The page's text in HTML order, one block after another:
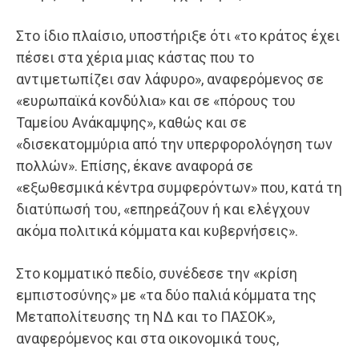
Στο ίδιο πλαίσιο, υποστήριξε ότι «το κράτος έχει
πέσει στα χέρια μιας κάστας που το
αντιμετωπίζει σαν λάφυρο», αναφερόμενος σε
«ευρωπαϊκά κονδύλια» και σε «πόρους του
Ταμείου Ανάκαμψης», καθώς και σε
«δισεκατομμύρια από την υπερφορολόγηση των
πολλών». Επίσης, έκανε αναφορά σε
«εξωθεσμικά κέντρα συμφερόντων» που, κατά τη
διατύπωσή του, «επηρεάζουν ή και ελέγχουν
ακόμα πολιτικά κόμματα και κυβερνήσεις».
Στο κομματικό πεδίο, συνέδεσε την «κρίση
εμπιστοσύνης» με «τα δύο παλιά κόμματα της
Μεταπολίτευσης τη ΝΔ και το ΠΑΣΟΚ»,
αναφερόμενος και στα οικονομικά τους,